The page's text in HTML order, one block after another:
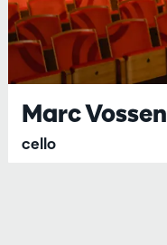
Marc Vossen
cello